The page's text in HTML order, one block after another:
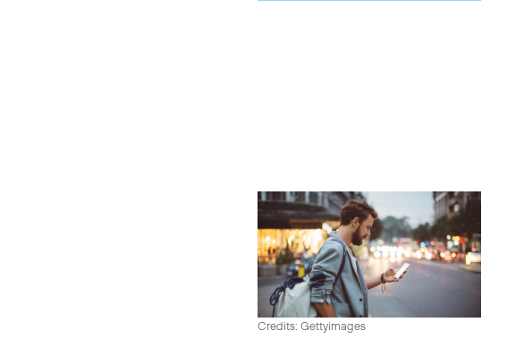
Credits: Gettyimages